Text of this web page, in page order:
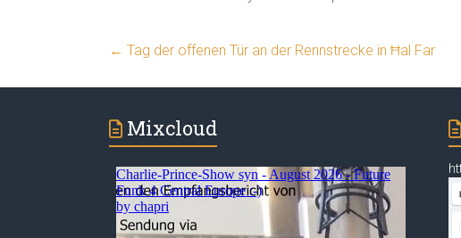
← Tag der offenen Tür an der Rennstrecke in Ħal Far
Mixcloud